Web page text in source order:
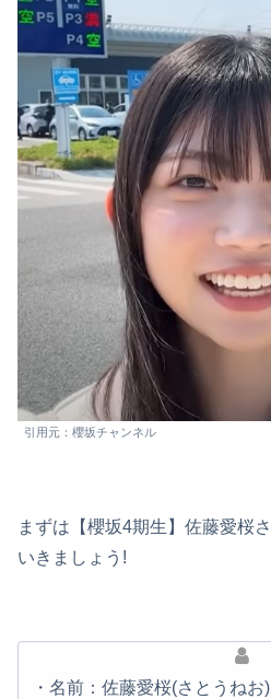
引用元：櫻坂チャンネル
まずは【櫻坂4期生】佐藤愛桜
いきましょう!
・名前：佐藤愛桜(さとうねお)